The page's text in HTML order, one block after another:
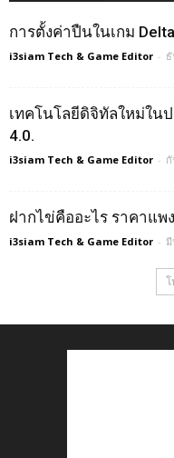
การตั้งค่าปืนในเกม
i3siam Tech & Game Editor -
เทคโนโลยีดิจิทัลใหม่ใน
4.0.
i3siam Tech & Game Editor -
ฝากไข่คืออะไร ราคาแพ
i3siam Tech & Game Editor - มี